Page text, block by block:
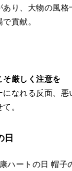
り、大物の風
貢献。
そ厳しく注意を
になれる反面、
。
日
ハートの日 帽子